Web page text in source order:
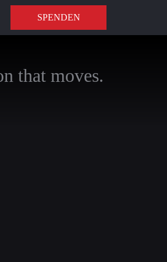
SPENDEN
that moves.